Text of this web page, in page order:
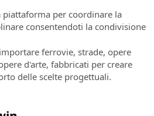
piattaforma per coordinare la
consentendoti la condivisione
ferrovie, strade, opere
d'arte, fabbricati per creare
delle scelte progettuali.